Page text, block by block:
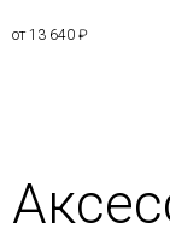
от 13 640 ₽